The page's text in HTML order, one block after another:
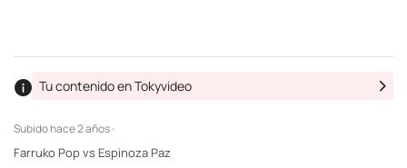
Subidohace 2 años ·
Tu contenido en Tokyvideo
Farruko Pop vs Espinoza Paz